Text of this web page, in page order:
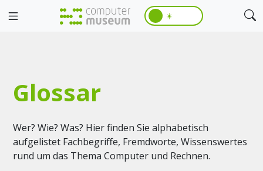
☀️
Glossar
Wer? Wie? Was? Hier finden Sie alphabetisch
aufgelistet Fachbegriffe, Fremdworte, Wissenswertes
rund um das Thema Computer und Rechnen.